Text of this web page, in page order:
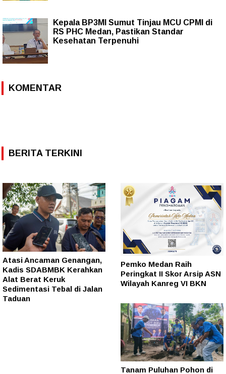
Kepala BP3MI Sumut Tinjau MCU CPMI di
RS PHC Medan, Pastikan Standar
Kesehatan Terpenuhi
KOMENTAR
BERITA TERKINI
Atasi Ancaman Genangan,
Kadis SDABMBK Kerahkan
Alat Berat Keruk
Sedimentasi Tebal di Jalan
Taduan
Pemko Medan Raih
Peringkat II Skor Arsip ASN
Wilayah Kanreg VI BKN
Tanam Puluhan Pohon di